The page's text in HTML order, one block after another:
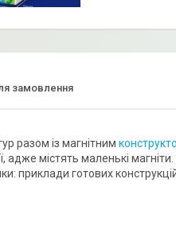
замовлення
разом із магнітним
адже містять маленькі
готових конструкцій